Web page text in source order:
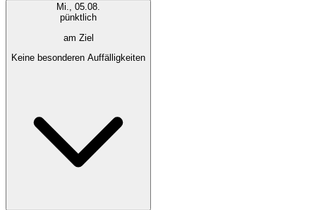
Mi., 05.08.
pünktlich
am Ziel
Keine besonderen Auffälligkeiten